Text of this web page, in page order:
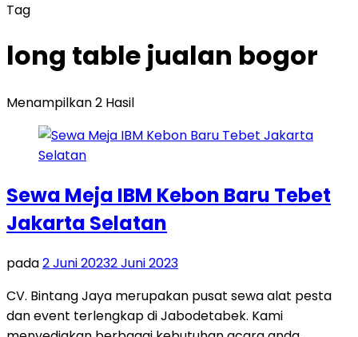
Tag
long table jualan bogor
Menampilkan 2 Hasil
Sewa Meja IBM Kebon Baru Tebet
Jakarta Selatan
pada2 Juni 20232 Juni 2023
CV. Bintang Jaya merupakan pusat sewa alat pesta
dan event terlengkap di Jabodetabek. Kami